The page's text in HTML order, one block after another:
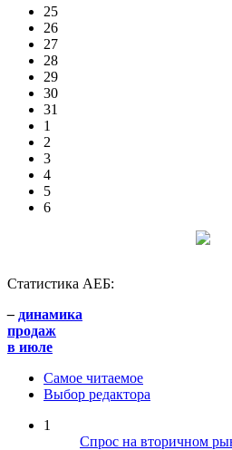
25
26
27
28
29
30
31
1
2
3
4
5
6
Статистика АЕБ:
– динамика
продаж
в июле
Самое читаемое
Выбор редактора
1
Спрос на вторичном